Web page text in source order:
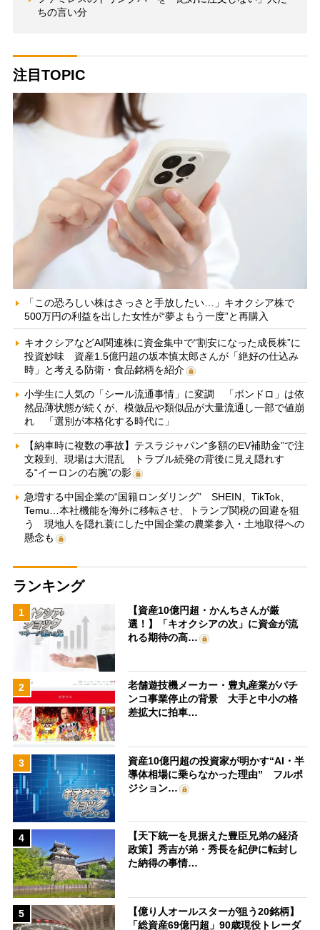
ちの言い分
注目TOPIC
「この恐ろしい株はさっさと手放したい…」キオクシア株で
500万円の利益を出した女性が“夢よもう一度”と再購入
キオクシアなどAI関連株に資金集中で“割安になった成長株”に
投資妙味 資産1.5億円超の坂本慎太郎さんが「絶好の仕込み
時」と考える防衛・食品銘柄を紹介
小学生に人気の「シール流通事情」に変調 「ボンドロ」は依
然品薄状態が続くが、模倣品や類似品が大量流通し一部で値崩
れ 「選別が本格化する時代に」
【納車時に複数の事故】テスラジャパン“多額のEV補助金”で注
文殺到、現場は大混乱 トラブル続発の背後に見え隠れす
る“イーロンの右腕”の影
急増する中国企業の“国籍ロンダリング” SHEIN、TikTok、
Temu…本社機能を海外に移転させ、トランプ関税の回避を狙
う 現地人を隠れ蓑にした中国企業の農業参入・土地取得への
懸念も
ランキング
1
【資産10億円超・かんちさんが厳
選！】「キオクシアの次」に資金が流
れる期待の高…
2
老舗遊技機メーカー・豊丸産業がパチ
ンコ事業停止の背景 大手と中小の格
差拡大に拍車…
3
資産10億円超の投資家が明かす“AI・半
導体相場に乗らなかった理由” フルポ
ジション…
4
【天下統一を見据えた豊臣兄弟の経済
政策】秀吉が弟・秀長を紀伊に転封し
た納得の事情…
5
【億り人オールスターが狙う20銘柄】
「総資産69億円超」90歳現役トレーダ